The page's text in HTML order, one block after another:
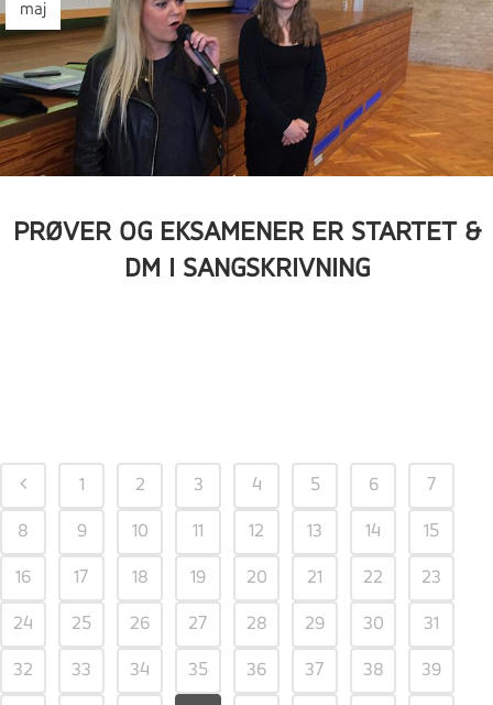
maj
PRØVER OG EKSAMENER ER STARTET &
DM I SANGSKRIVNING
1 2 3 4 5 6 7
8 9 10 11 12 13 14 15
16 17 18 19 20 21 22 23
24 25 26 27 28 29 30 31
32 33 34 35 36 37 38 39